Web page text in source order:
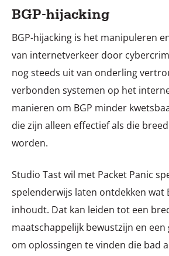
BGP-hijacking
BGP-hijacking is het manipuleren
van internetverkeer door
nog steeds uit van onderling
verbonden systemen op het
manieren om BGP minder
die zijn alleen effectief als die
worden.
Studio Tast wil met Packet Panic
spelenderwijs laten ontdekken wat
inhoudt. Dat kan leiden tot een
maatschappelijk bewustzijn en
om oplossingen te vinden die bad